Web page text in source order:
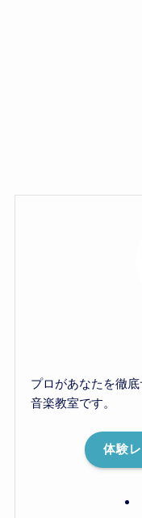
プロがあなたを徹
音楽教室です。
体験